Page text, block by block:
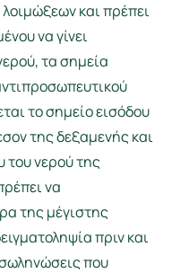
και πρέπει
να γίνει
τα σημεία
το σημείο εισόδου
της δεξαμενής και
του νερού της
να
της μέγιστης
πριν και
που